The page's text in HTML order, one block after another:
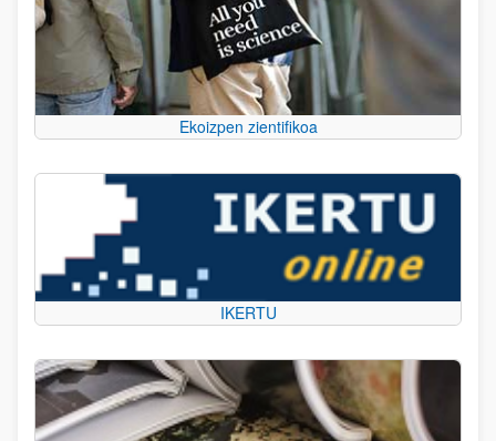
Ekoizpen zientifikoa
IKERTU